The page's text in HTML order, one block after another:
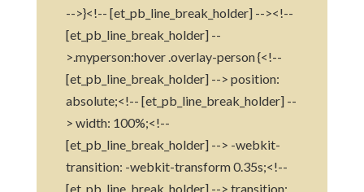
-->}<!-- [et_pb_line_break_holder] --><!--
[et_pb_line_break_holder] --
>.myperson:hover .overlay-person {<!--
[et_pb_line_break_holder] --> position:
absolute;<!-- [et_pb_line_break_holder] --
> width: 100%;<!--
[et_pb_line_break_holder] --> -webkit-
transition: -webkit-transform 0.35s;<!--
[et_pb_line_break_holder] --> transition: